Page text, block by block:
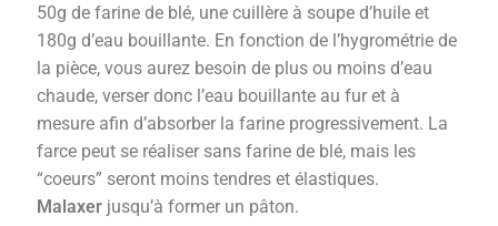
50g de farine de blé, une cuillère à soupe d’huile et
180g d’eau bouillante. En fonction de l’hygrométrie de
la pièce, vous aurez besoin de plus ou moins d’eau
chaude, verser donc l’eau bouillante au fur et à
mesure afin d’absorber la farine progressivement. La
farce peut se réaliser sans farine de blé, mais les
“coeurs” seront moins tendres et élastiques.
Malaxerjusqu’à former un pâton.